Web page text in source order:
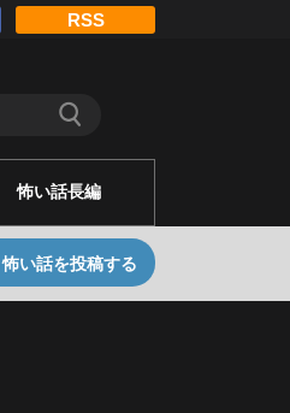
RSS
怖い話長編
怖い話を投稿する